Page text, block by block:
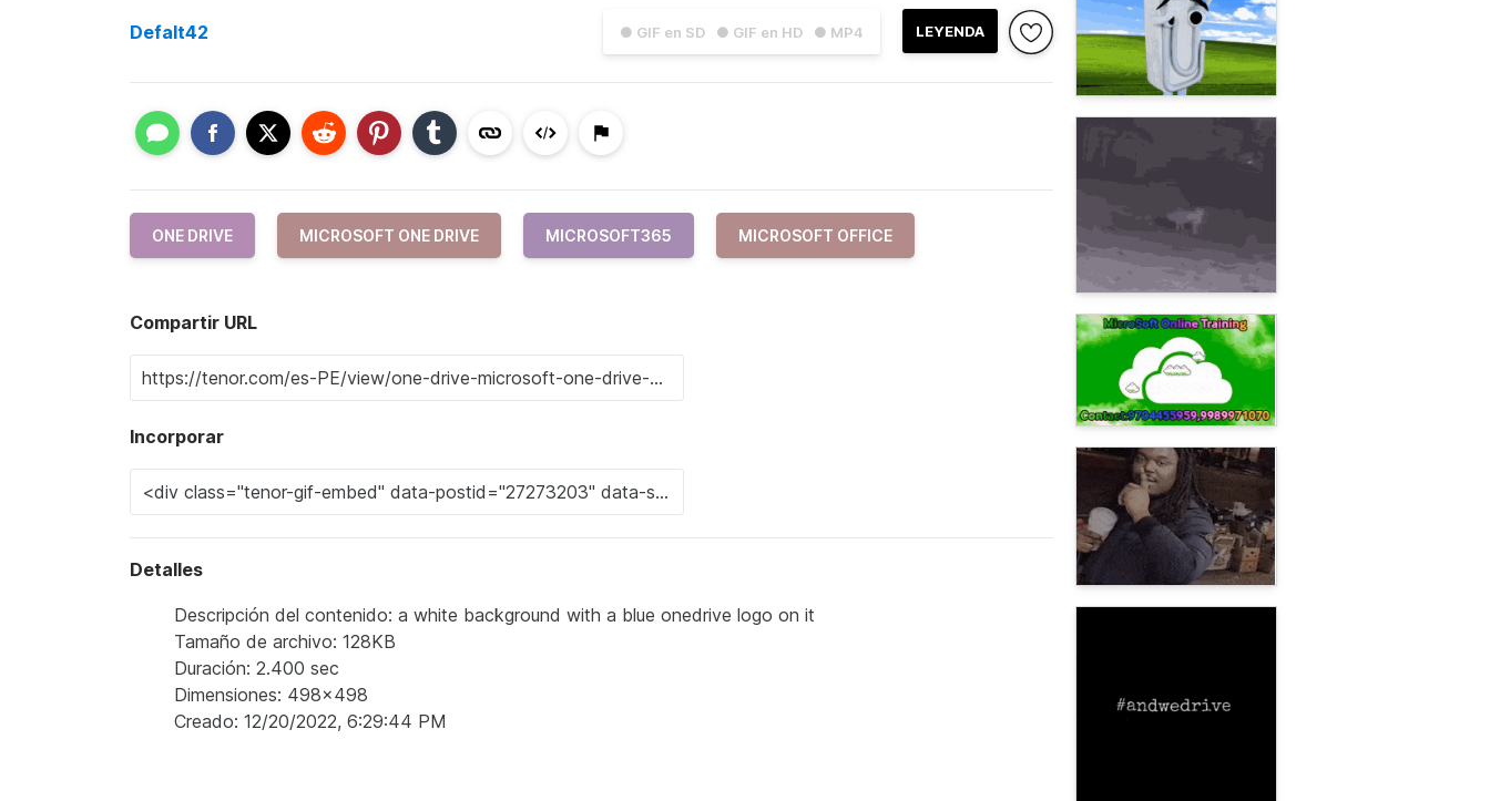
● GIF en SD ● GIF en HD ● MP4 LEYENDA
Defalt42
ONE DRIVE MICROSOFT ONE DRIVE MICROSOFT365 MICROSOFT OFFICE
Compartir URL
Incorporar
Detalles
Descripción del contenido: a white background with a blue onedrive logo on it
Tamaño de archivo: 128KB
Duración: 2.400 sec
Dimensiones: 498x498
Creado: 12/20/2022, 6:29:44 PM